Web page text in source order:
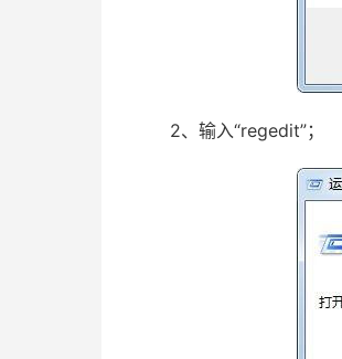
2、输入“regedit”；